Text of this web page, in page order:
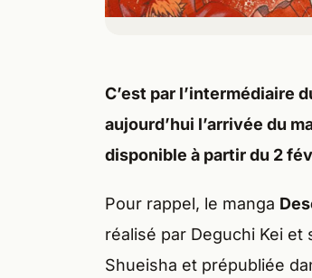
C’est par l’intermédiaire
aujourd’hui l’arrivée du
disponible à partir du 2
Pour rappel, le manga
réalisé par Deguchi Kei
Shueisha et prépubliée